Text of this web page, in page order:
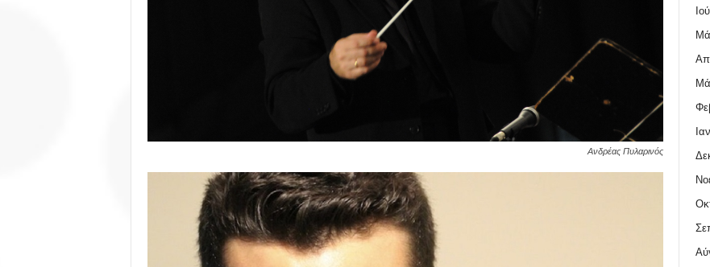
Ανδρέας Πυλαρινός